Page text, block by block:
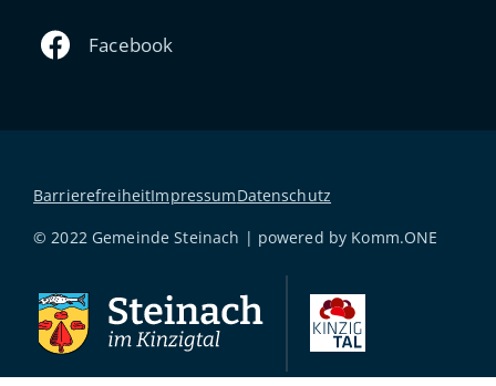
BarrierefreiheitImpressumDatenschutz
© 2022 Gemeinde Steinach | powered by Komm.ONE